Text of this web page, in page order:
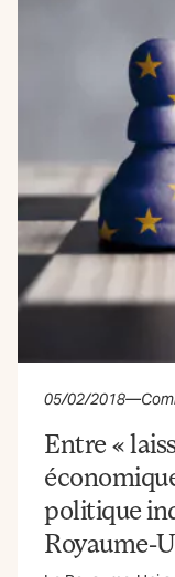
05/02/2018—
Entre «
politique
Royaume-